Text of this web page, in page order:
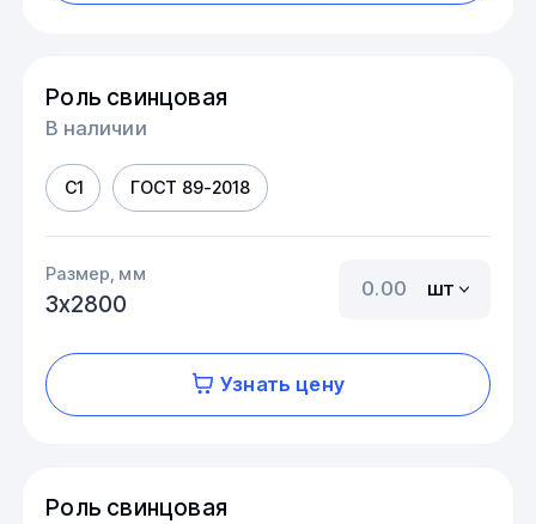
Роль свинцовая
В наличии
С1 ГОСТ 89-2018
Размер, мм
3х2800
шт
Узнать цену
Роль свинцовая